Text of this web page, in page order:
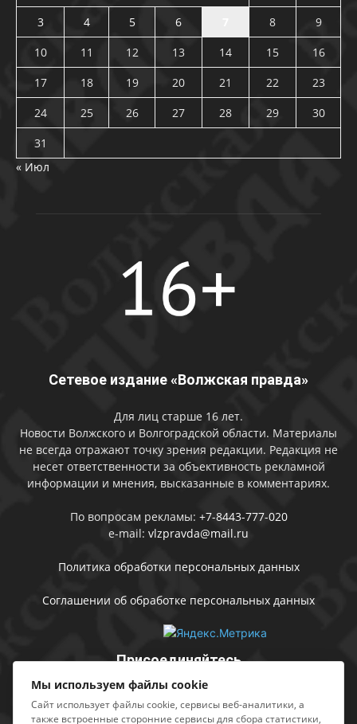
3
4 5 6 8
9
10
11 12 13 14 15
16
17
18 19 20 21 22
23
24
25 26 27 28 29
30
31
« Июл
Сетевое издание «Волжская правда»
Для лиц старше 16 лет.
Новости Волжского и Волгоградской области. Материалы
не всегда отражают точку зрения редакции. Редакция не
несет ответственности за объективность рекламной
информации и мнения, высказанные в комментариях.
По вопросам рекламы: +7-8443-777-020
e-mail: vlzpravda@mail.ru
Политика обработки персональных данных
Соглашении об обработке персональных данных
Присоединяйтесь
Мы используем файлы cookie
Сайт использует файлы cookie, сервисы веб-аналитики, а
также встроенные сторонние сервисы для сбора статистики,